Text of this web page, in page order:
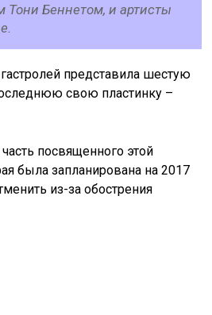
Тони Беннетом, и артисты
представила шестую
свою пластинку –
посвященного этой
была запланирована на 2017
из-за обострения